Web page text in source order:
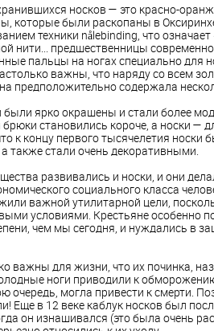
носков — это красно-
которые были раскопаны в
техники nålebinding, что означает
нити... предшественницы
пальцы на ногах специально для
важны, что наряду со всем
предположительно содержала
были ярко окрашены и стали более
брюки становились короче, а носки —
к концу первого тысячелетия
а также стали очень декоративными.
развивались и носки, и они
социального класса
важной утилитарной цели,
условиями. Крестьяне особенно
чем мы сегодня, и нуждались в
важны для жизни, что их починка,
ноги приводили к
очередь, могла привести к смерти.
Еще в 12 веке каблук носков был
он изнашивался (это была очень